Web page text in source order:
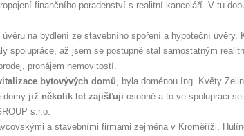
finančního poradenství s realitní kanceláří. V tu
na bydlení ze stavebního spoření a hypoteční úvěry.
spolupráce, až jsem se postupně stal samostatným
pronájem nemovitostí.
bytovývých domů, byla doménou Ing. Květy
domy již několik let zajišťuji osobně a to ve spolupráci
s.r.o.
a stavebními firmami zejména v Kroměříži,